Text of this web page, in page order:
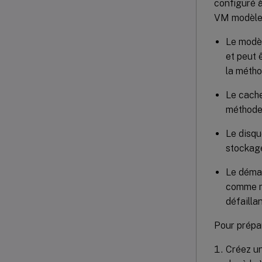
configuré
VM
Le
et peut
la
Le
Le
Le
comme
Pour
Créez